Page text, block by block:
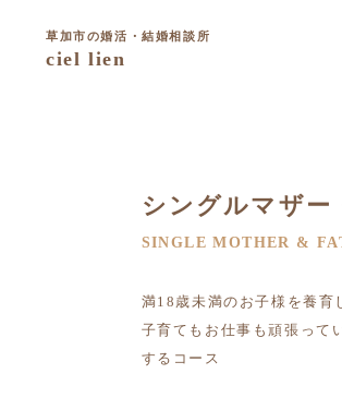
草加市の婚活・結婚相談所
ciel lien
シングルマザー
SINGLE MOTHER &
満18歳未満のお子様を養育
子育てもお仕事も頑張って
するコース